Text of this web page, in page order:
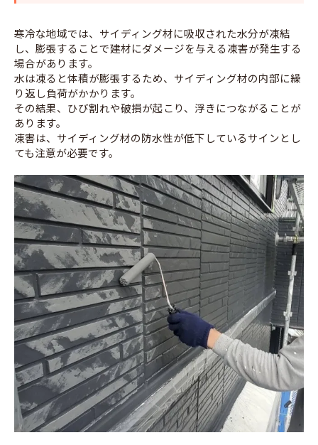
寒冷な地域では、サイディング材に吸収された水分が凍結
し、膨張することで建材にダメージを与える凍害が発生する
場合があります。
水は凍ると体積が膨張するため、サイディング材の内部に繰
り返し負荷がかかります。
その結果、ひび割れや破損が起こり、浮きにつながることが
あります。
凍害は、サイディング材の防水性が低下しているサインとし
ても注意が必要です。